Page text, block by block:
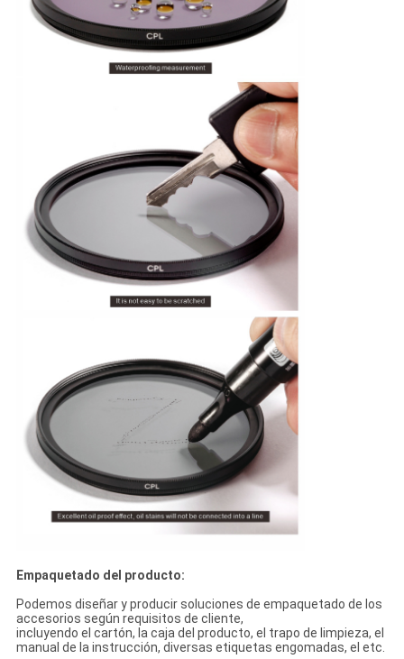
Empaquetado del producto:
Podemos diseñar y producir soluciones de empaquetado de los
accesorios según requisitos de cliente,
incluyendo el cartón, la caja del producto, el trapo de limpieza, el
manual de la instrucción, diversas etiquetas engomadas, el etc.